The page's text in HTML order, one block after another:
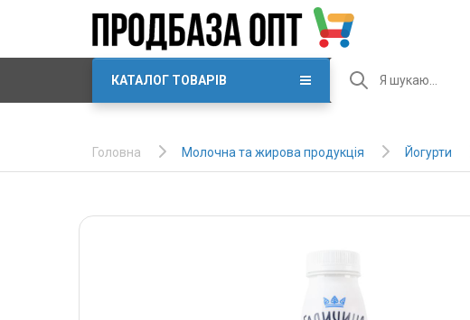
КАТАЛОГ ТОВАРІВ
Головна Молочна та жирова продукція Йогурти